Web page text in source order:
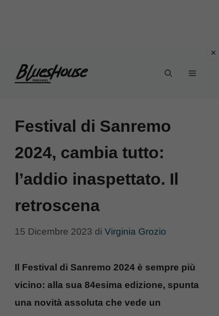
Menu
Festival di Sanremo
2024, cambia tutto:
l’addio inaspettato. Il
retroscena
15 Dicembre 2023 di Virginia Grozio
Il Festival di Sanremo 2024 è sempre più
vicino: alla sua 84esima edizione, spunta
una novità assoluta che vede un